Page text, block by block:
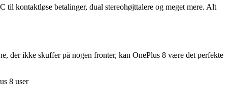
kontaktløse betalinger, dual stereohøjttalere og meget mere. Alt
der ikke skuffer på nogen fronter, kan OnePlus 8 være det perfekte
8 user